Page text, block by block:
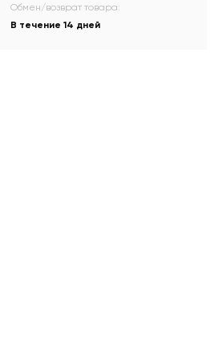
Обмен/возврат товара:
В течение 14 дней